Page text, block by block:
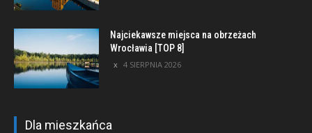
Najciekawsze miejsca na obrzeżach
Wrocławia [TOP 8]
4 SIERPNIA 2026
Dla mieszkańca